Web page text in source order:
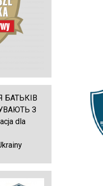
БАТЬКІВ
З
dla